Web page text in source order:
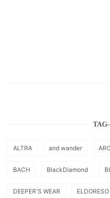
ALTRA and wander
BACH BlackDiamond
DEEPER'S WEAR ELDORESO